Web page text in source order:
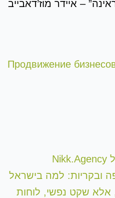
– איידר מוז’דאבייב
Продвижение
ובקריות: למה בישראל
אלא שקט נפשי, לוחות